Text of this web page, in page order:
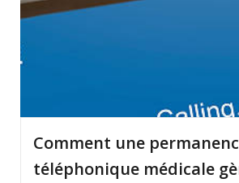
Comment une
téléphonique médicale